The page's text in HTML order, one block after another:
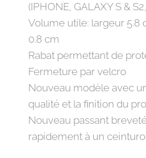
(IPHONE, GALAXY S &
Volume utile: largeur
0.8 cm
Rabat permettant de
Fermeture par velcro
Nouveau modèle avec
qualité et la finition du
Nouveau passant
rapidement à un